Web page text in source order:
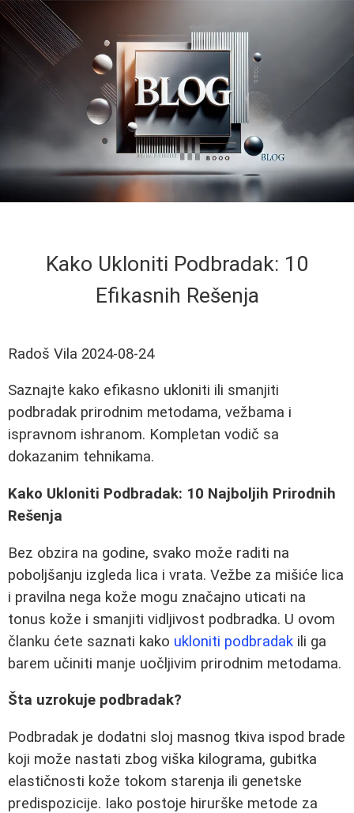
Kako Ukloniti Podbradak: 10
Efikasnih Rešenja
Radoš Vila 2024-08-24
Saznajte kako efikasno ukloniti ili smanjiti
podbradak prirodnim metodama, vežbama i
ispravnom ishranom. Kompletan vodič sa
dokazanim tehnikama.
Kako Ukloniti Podbradak: 10 Najboljih Prirodnih
Rešenja
Bez obzira na godine, svako može raditi na
poboljšanju izgleda lica i vrata. Vežbe za mišiće lica
i pravilna nega kože mogu značajno uticati na
tonus kože i smanjiti vidljivost podbradka. U ovom
članku ćete saznati kako ukloniti podbradak ili ga
barem učiniti manje uočljivim prirodnim metodama.
Šta uzrokuje podbradak?
Podbradak je dodatni sloj masnog tkiva ispod brade
koji može nastati zbog viška kilograma, gubitka
elastičnosti kože tokom starenja ili genetske
predispozicije. Iako postoje hirurške metode za